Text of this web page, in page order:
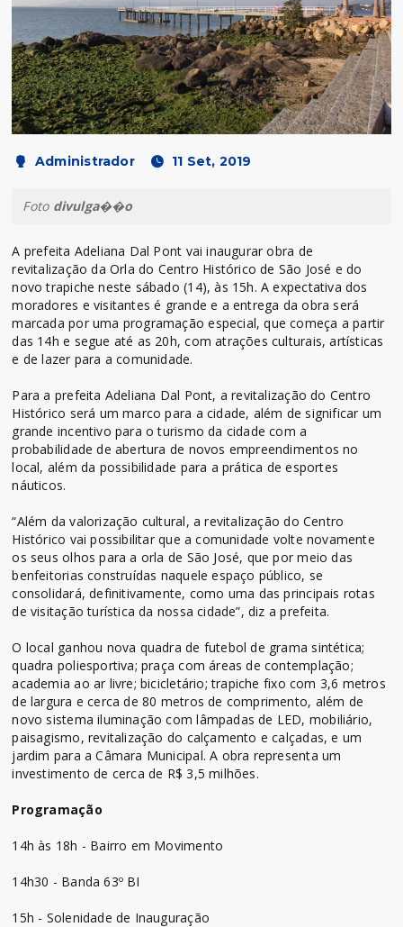
Administrador 11 Set, 2019
Foto divulga��o
A prefeita Adeliana Dal Pont vai inaugurar obra de
revitalização da Orla do Centro Histórico de São José e do
novo trapiche neste sábado (14), às 15h. A expectativa dos
moradores e visitantes é grande e a entrega da obra será
marcada por uma programação especial, que começa a partir
das 14h e segue até as 20h, com atrações culturais, artísticas
e de lazer para a comunidade.
Para a prefeita Adeliana Dal Pont, a revitalização do Centro
Histórico será um marco para a cidade, além de significar um
grande incentivo para o turismo da cidade com a
probabilidade de abertura de novos empreendimentos no
local, além da possibilidade para a prática de esportes
náuticos.
“Além da valorização cultural, a revitalização do Centro
Histórico vai possibilitar que a comunidade volte novamente
os seus olhos para a orla de São José, que por meio das
benfeitorias construídas naquele espaço público, se
consolidará, definitivamente, como uma das principais rotas
de visitação turística da nossa cidade”, diz a prefeita.
O local ganhou nova quadra de futebol de grama sintética;
quadra poliesportiva; praça com áreas de contemplação;
academia ao ar livre; bicicletário; trapiche fixo com 3,6 metros
de largura e cerca de 80 metros de comprimento, além de
novo sistema iluminação com lâmpadas de LED, mobiliário,
paisagismo, revitalização do calçamento e calçadas, e um
jardim para a Câmara Municipal. A obra representa um
investimento de cerca de R$ 3,5 milhões.
Programação
14h às 18h - Bairro em Movimento
14h30 - Banda 63º BI
15h - Solenidade de Inauguração